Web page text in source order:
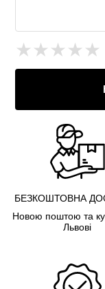
★★★★★
БЕЗКОШТОВНА
Новою поштою та
Львові